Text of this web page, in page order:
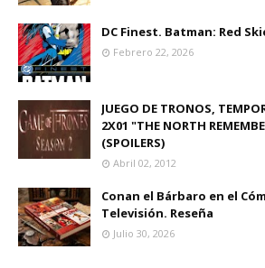
DC Finest. Batman: Red
Febrero 22, 2026
JUEGO DE TRONOS,
2X01 "THE NORTH
(SPOILERS)
Abril 02, 2012
Conan el Bárbaro en el
Televisión. Reseña
Julio 30, 2026